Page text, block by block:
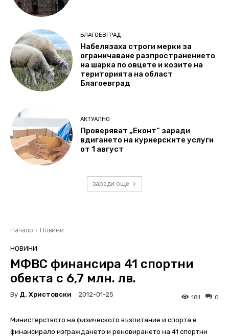
БЛАГОЕВГРАД
Набелязаха строги мерки за
ограничаване разпространението
на шарка по овцете и козите на
територията на област
Благоевград
АКТУАЛНО
Проверяват „Еконт“ заради
вдигането на куриерските услуги
от 1 август
зареди още